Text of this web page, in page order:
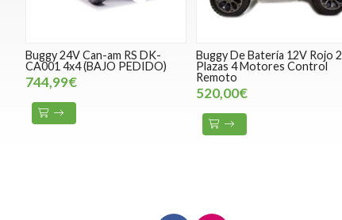
Buggy 24V Can-am RS DK-
CA001 4x4 (BAJO PEDIDO)
744,99€
Buggy De Batería 12V Rojo 2
Plazas 4 Motores Control
Remoto
520,00€